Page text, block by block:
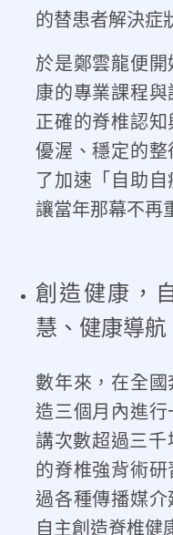
的替患者解決症
於是鄭雲龍便
康的專業課程
正確的脊椎認
優渥、穩定的
了加速「自助
讓當年那幕不再
創造健康，
慧、健康導航
數年來，在全
造三個月內進
講次數超過三
的脊椎強背術
過各種傳播媒
自主創造脊椎健